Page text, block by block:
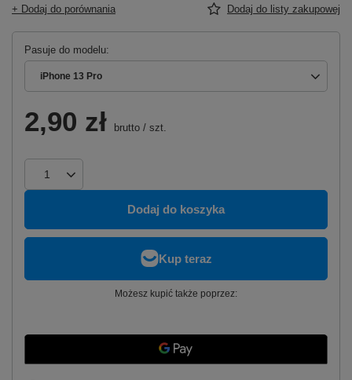
+ Dodaj do porównania Dodaj do listy zakupowej
Pasuje do modelu
iPhone 13 Pro
2,90 zł brutto / szt.
Dodaj do koszyka
Możesz kupić także poprzez: